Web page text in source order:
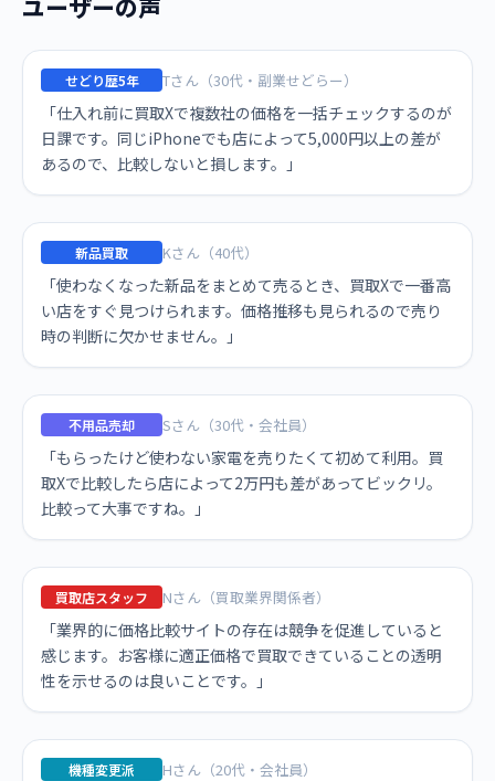
ユーザーの声
せどり歴5年 Tさん（30代・副業せどらー）
「仕入れ前に買取Xで複数社の価格を一括チェックするのが
日課です。同じiPhoneでも店によって5,000円以上の差が
あるので、比較しないと損します。」
新品買取 Kさん（40代）
「使わなくなった新品をまとめて売るとき、買取Xで一番高
い店をすぐ見つけられます。価格推移も見られるので売り
時の判断に欠かせません。」
不用品売却 Sさん（30代・会社員）
「もらったけど使わない家電を売りたくて初めて利用。買
取Xで比較したら店によって2万円も差があってビックリ。
比較って大事ですね。」
買取店スタッフ Nさん（買取業界関係者）
「業界的に価格比較サイトの存在は競争を促進していると
感じます。お客様に適正価格で買取できていることの透明
性を示せるのは良いことです。」
機種変更派 Hさん（20代・会社員）